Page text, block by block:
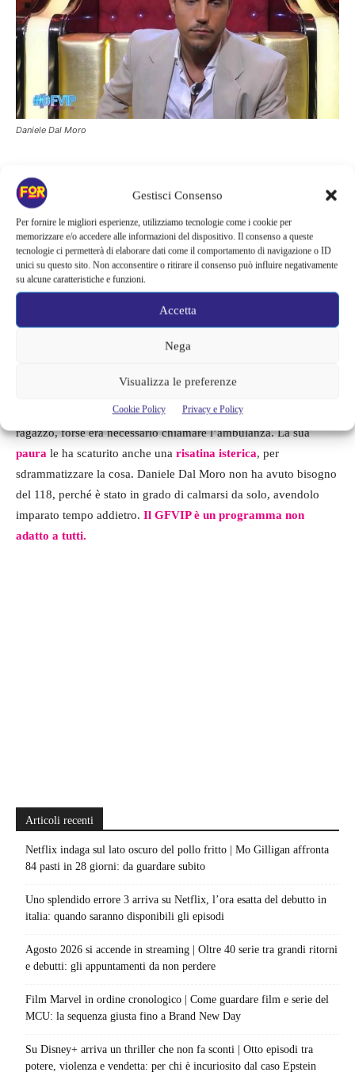
Gestisci Consenso
Per fornire le migliori esperienze, utilizziamo tecnologie come i cookie per
memorizzare e/o accedere alle informazioni del dispositivo. Il consenso a queste
tecnologie ci permetterà di elaborare dati come il comportamento di navigazione o ID
unici su questo sito. Non acconsentire o ritirare il consenso può influire negativamente
su alcune caratteristiche e funzioni.
Accetta
Nega
Visualizza le preferenze
Cookie Policy Privacy e Policy
Daniele Dal Moro
Daniele Dal Moro impanica e c’è
chi se la ride
Poco tempo fa, infatti, prima della sua eliminazione, nel cuore
della notte, Daniele si è sentito male, colpito da unimprovviso e
mentre il ragazzo era in compagnia di una gieffina,
Mazzoli. La finalista ha dichiarato che, mentre stava
chiacchierando con Daniele, è scoppiato il putiferio.
urlare
ragazza è scappata, spaventandosi per il comportamento del
ragazzo, forse era necessario chiamare l’ambulanza. La sua
paura le ha scaturito anche una risatina isterica, per
sdrammatizzare la cosa. Daniele Dal Moro non ha avuto bisogno
del 118, perché è stato in grado di calmarsi da solo, avendolo
imparato tempo addietro. Il GFVIP è un programma non
adatto a tutti.
Articoli recenti
Netflix indaga sul lato oscuro del pollo fritto | Mo Gilligan affronta
84 pasti in 28 giorni: da guardare subito
Uno splendido errore 3 arriva su Netflix, l’ora esatta del debutto in
italia: quando saranno disponibili gli episodi
Agosto 2026 si accende in streaming | Oltre 40 serie tra grandi ritorni
e debutti: gli appuntamenti da non perdere
Film Marvel in ordine cronologico | Come guardare film e serie del
MCU: la sequenza giusta fino a Brand New Day
Su Disney+ arriva un thriller che non fa sconti | Otto episodi tra
potere, violenza e vendetta: per chi è incuriosito dal caso Epstein